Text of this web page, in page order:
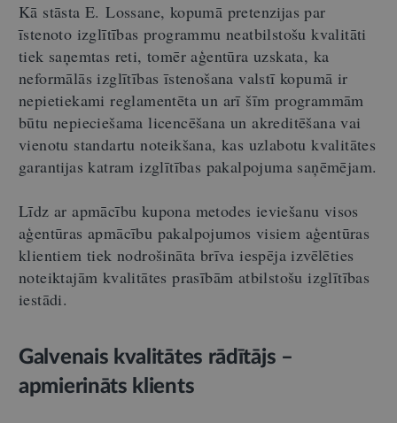
Kā stāsta E. Lossane, kopumā pretenzijas par
īstenoto izglītības programmu neatbilstošu kvalitāti
tiek saņemtas reti, tomēr aģentūra uzskata, ka
neformālās izglītības īstenošana valstī kopumā ir
nepietiekami reglamentēta un arī šīm programmām
būtu nepieciešama licencēšana un akreditēšana vai
vienotu standartu noteikšana, kas uzlabotu kvalitātes
garantijas katram izglītības pakalpojuma saņēmējam.
Līdz ar apmācību kupona metodes ieviešanu visos
aģentūras apmācību pakalpojumos visiem aģentūras
klientiem tiek nodrošināta brīva iespēja izvēlēties
noteiktajām kvalitātes prasībām atbilstošu izglītības
iestādi.
Galvenais kvalitātes rādītājs –
apmierināts klients